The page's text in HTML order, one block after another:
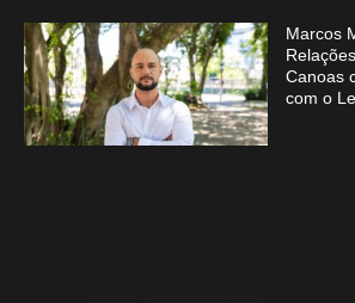
Marcos
Canoas
com o